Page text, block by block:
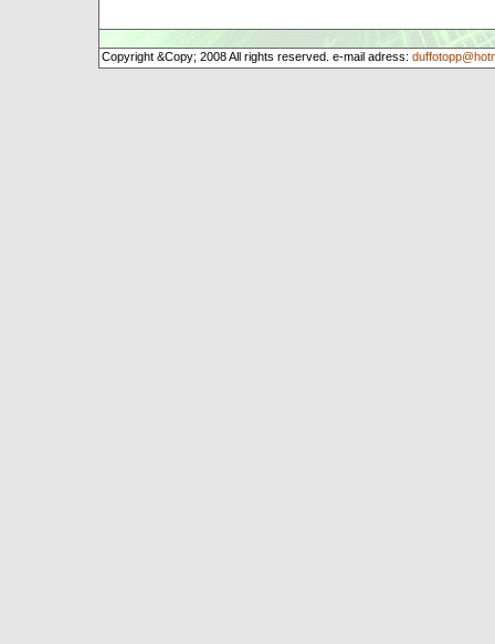
Copyright &Copy; 2008 All rights reserved. e-mail adress: